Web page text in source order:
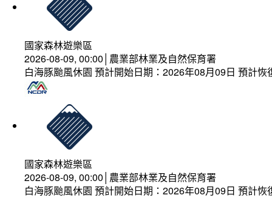
國家森林遊樂區
2026-08-09, 00:00│農業部林業及自然保育署
白海豚颱風休園 預計開始日期：2026年08月09日 預計
國家森林遊樂區
2026-08-09, 00:00│農業部林業及自然保育署
白海豚颱風休園 預計開始日期：2026年08月09日 預計